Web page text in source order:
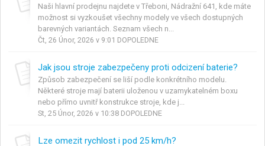
Naši hlavní prodejnu najdete v Třeboni, Nádražní 641, kde máte
možnost si vyzkoušet všechny modely ve všech dostupných
barevných variantách. Seznam všech n...
Čt, 26 Únor, 2026 v 9:01 DOPOLEDNE
Jak jsou stroje zabezpečeny proti odcizení baterie?
Způsob zabezpečení se liší podle konkrétního modelu.
Některé stroje mají baterii uloženou v uzamykatelném boxu
nebo přímo uvnitř konstrukce stroje, kde j...
St, 25 Únor, 2026 v 10:38 DOPOLEDNE
Lze omezit rychlost i pod 25 km/h?